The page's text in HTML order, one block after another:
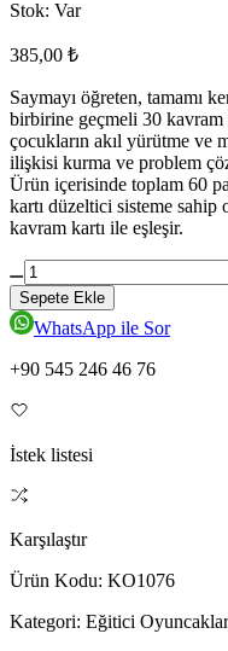
Stok: Var
385,00 ₺
Saymayı öğreten, tamamı
birbirine geçmeli 30
çocukların akıl yürütme ve
ilişkisi kurma ve problem
Ürün içerisinde toplam 60
kartı düzeltici sisteme sahip
kavram kartı ile eşleşir.
Sepete Ekle
WhatsApp ile Sor
+90 545 246 46 76
İstek listesi
Karşılaştır
Ürün Kodu: KO1076
Kategori: Eğitici